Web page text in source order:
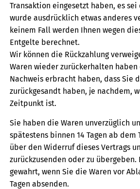
Transaktion eingesetzt haben, es
wurde ausdrücklich etwas anderes
keinem Fall werden Ihnen wegen
Entgelte berechnet.
Wir können die Rückzahlung
Waren wieder zurückerhalten
Nachweis erbracht haben, dass Sie
zurückgesandt haben, je nachdem,
Zeitpunkt ist.
Sie haben die Waren unverzüglich
spätestens binnen 14 Tagen ab dem
über den Widerruf dieses Vertrags
zurückzusenden oder zu übergeben.
gewahrt, wenn Sie die Waren vor
Tagen absenden.